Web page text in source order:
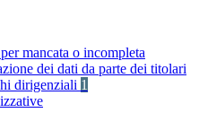
mancata o incompleta
dei dati da parte dei titolari
dirigenziali 1